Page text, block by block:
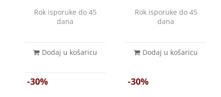
Rok isporuke do 45
dana
Dodaj u košaricu
Rok isporuke do 45
dana
Dodaj u košaricu
-30% -30%